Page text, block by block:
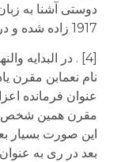
دوستی آشنا به
1917 زاده شده و در سال 2003 درگذشته است.
عنوان فرمانده
مقرن همین شخص
بعد در ری به